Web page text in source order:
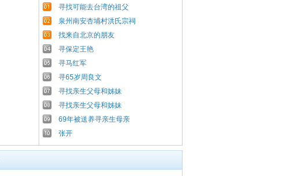
河北石家庄志愿者提供乞
击:121395
寻找可能去台湾的祖父
泉州南安杏埔村洪氏宗祠
找来自北京的朋友
寻保定王艳
寻马红军
寻65岁周良文
寻找亲生父母和姊妹
寻找亲生父母和姊妹
69年被送养寻亲生母亲
张开